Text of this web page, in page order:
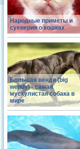
Народные приметы и
суеверия о кошках
Большая венди (big
wendy) - самая
мускулистая собака в
мире